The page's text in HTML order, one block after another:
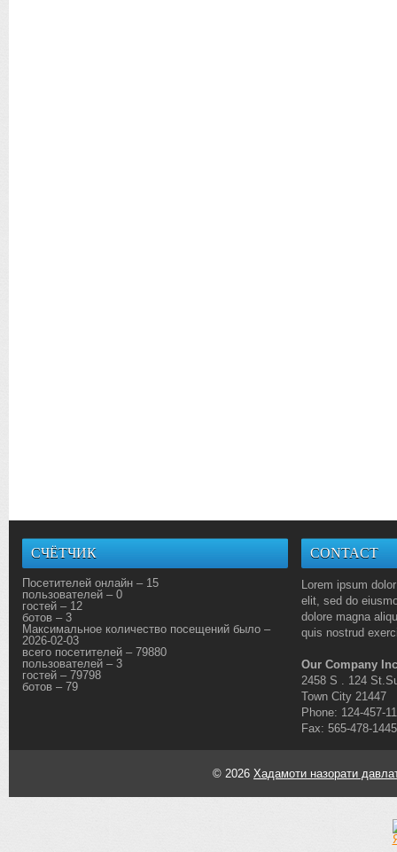
СЧЁТЧИК
Посетителей онлайн – 15
пользователей – 0
гостей – 12
ботов – 3
Максимальное количество посещений было –
2026-02-03
всего посетителей – 79880
пользователей – 3
гостей – 79798
ботов – 79
CONTACT
Lorem ipsum
elit, sed do
dolore magna
quis nostrud
Our Company
2458 S . 124
Town City 21447
Phone: 124-457-
Fax: 565-478-1445
© 2026 Хадамоти назорати